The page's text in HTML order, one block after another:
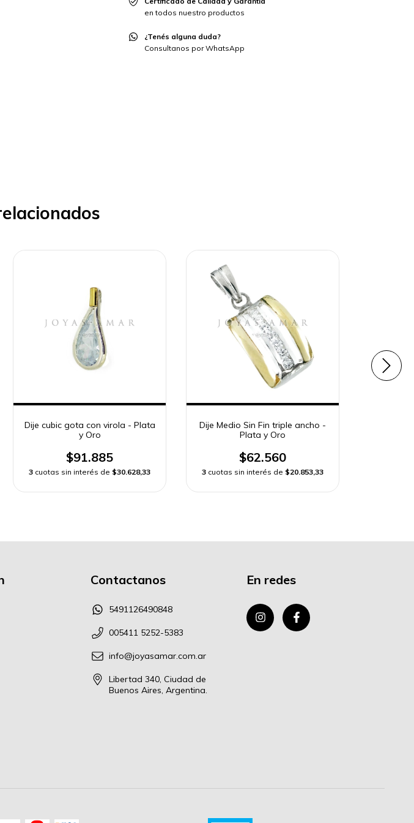
en todos nuestro productos
¿Tenés alguna duda?
Consultanos por WhatsApp
Dije cubic gota con virola - Plata
y Oro
$91.885
3 cuotas sin interés de $30.628,33
Dije Medio Sin Fin triple ancho -
Plata y Oro
$62.560
3 cuotas sin interés de $20.853,33
Contactanos
5491126490848
005411 5252-5383
info@joyasamar.com.ar
Libertad 340, Ciudad de
Buenos Aires, Argentina.
En redes